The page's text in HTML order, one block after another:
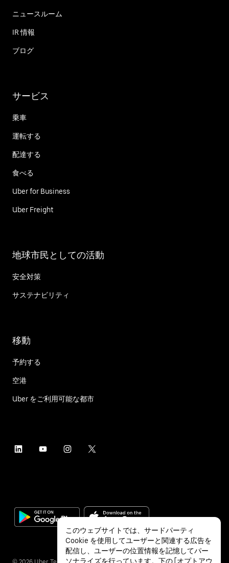
ニュースルーム
IR 情報
ブログ
サービス
乗車
運転する
配達する
食べる
Uber for Business
Uber Freight
地球市民としての活動
安全対策
サステナビリティ
移動
予約する
空港
Uber をご利用可能な都市
このウェブサイトでは、サードパーティ
Cookie を使用してユーザーと関連する広告を
配信し、ユーザーの位置情報を記憶してパー
ソナライズを行っています。下の [オプトアウ